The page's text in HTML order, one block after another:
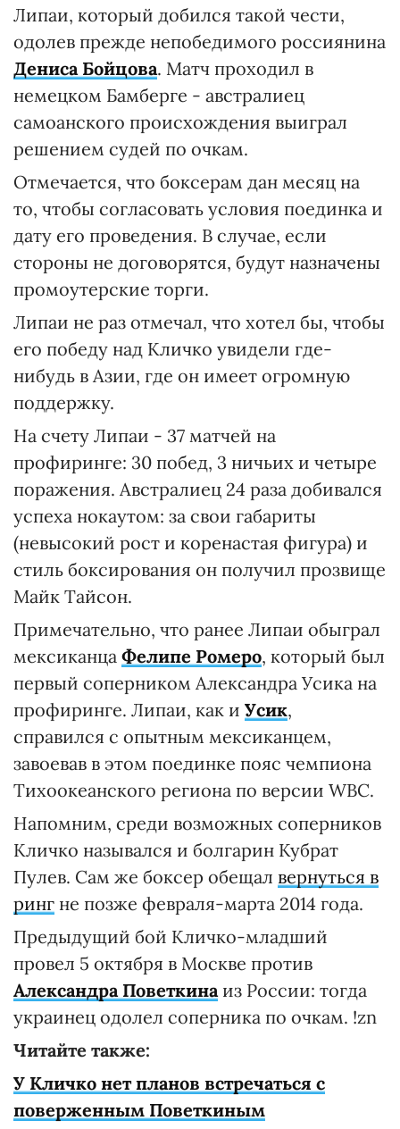
Липаи, который добился такой чести,
одолев прежде непобедимого россиянина
Дениса Бойцова. Матч проходил в
немецком Бамберге - австралиец
самоанского происхождения выиграл
решением судей по очкам.
Отмечается, что боксерам дан месяц на
то, чтобы согласовать условия поединка и
дату его проведения. В случае, если
стороны не договорятся, будут назначены
промоутерские торги.
Липаи не раз отмечал, что хотел бы, чтобы
его победу над Кличко увидели где-
нибудь в Азии, где он имеет огромную
поддержку.
На счету Липаи - 37 матчей на
профиринге: 30 побед, 3 ничьих и четыре
поражения. Австралиец 24 раза добивался
успеха нокаутом: за свои габариты
(невысокий рост и коренастая фигура) и
стиль боксирования он получил прозвище
Майк Тайсон.
Примечательно, что ранее Липаи обыграл
мексиканца Фелипе Ромеро, который был
первый соперником Александра Усика на
профиринге. Липаи, как и Усик,
справился с опытным мексиканцем,
завоевав в этом поединке пояс чемпиона
Тихоокеанского региона по версии WBC.
Напомним, среди возможных соперников
Кличко назывался и болгарин Кубрат
Пулев. Сам же боксер обещал вернуться в
ринг не позже февраля-марта 2014 года.
Предыдущий бой Кличко-младший
провел 5 октября в Москве против
Александра Поветкинаиз России: тогда
украинец одолел соперника по очкам. !zn
Читайте также:
У Кличко нет планов встречаться с
поверженным Поветкиным